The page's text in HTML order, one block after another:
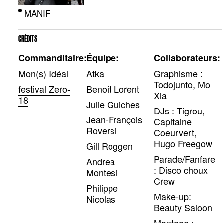
MANIF
CRÉDITS
Commanditaire:
Mon(s) Idéal
festival Zero-
18
Équipe:
Atka
Benoit Lorent
Julie Guiches
Jean-François
Roversi
Gill Roggen
Andrea
Montesi
Philippe
Nicolas
Collaborateurs:
Graphisme :
Todojunto, Mo
Xia
DJs : Tigrou,
Capitaine
Coeurvert,
Hugo Freegow
Parade/Fanfare
: Disco choux
Crew
Make-up:
Beauty Saloon